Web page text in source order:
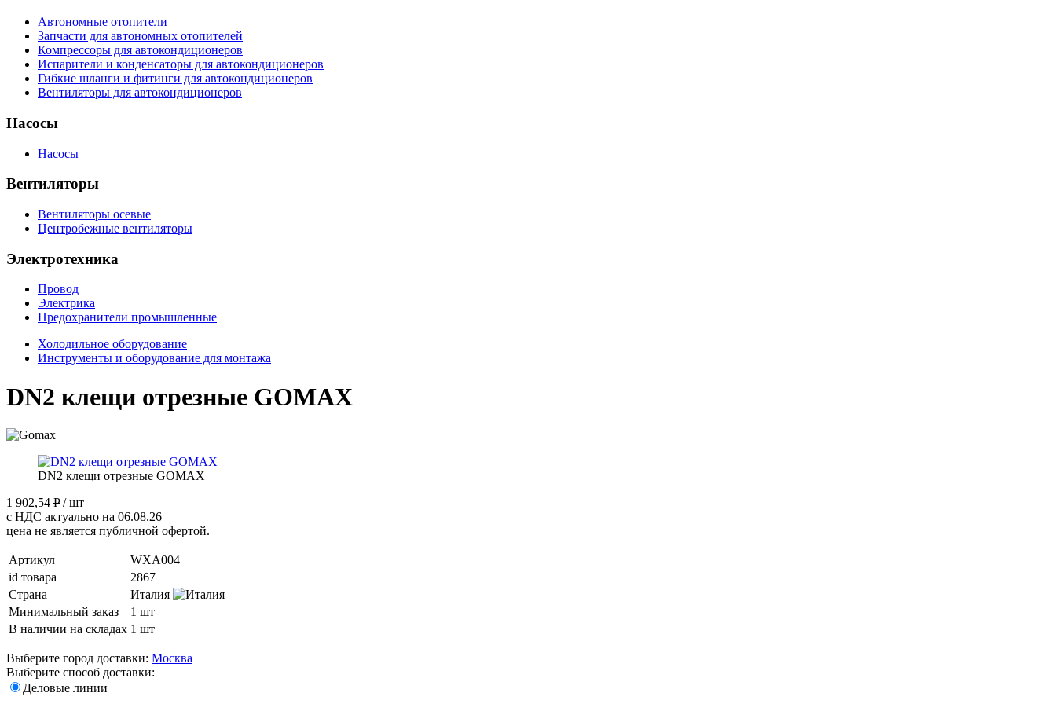
Автономные отопители
Запчасти для автономных отопителей
Компрессоры для автокондиционеров
Испарители и конденсаторы для автокондиционеров
Гибкие шланги и фитинги для автокондиционеров
Вентиляторы для автокондиционеров
Насосы
Насосы
Вентиляторы
Вентиляторы осевые
Центробежные вентиляторы
Электротехника
Провод
Электрика
Предохранители промышленные
Холодильное оборудование
Инструменты и оборудование для монтажа
DN2 клещи отрезные GOMAX
DN2 клещи отрезные GOMAX
1 902,54 P / шт
с НДС актуально на 06.08.26
цена не является публичной офертой.
Артикул
WXA004
id товара
2867
Страна
Италия
Минимальный заказ
1 шт
В наличии на складах 1 шт
Выберите город доставки: Москва
Выберите способ доставки:
Деловые линии